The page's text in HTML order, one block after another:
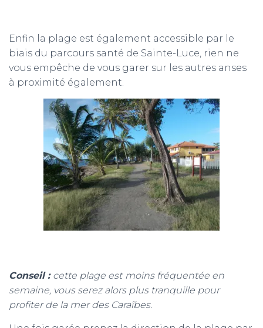
Enfin la plage est également accessible par le
biais du parcours santé de Sainte-Luce, rien ne
vous empêche de vous garer sur les autres anses
à proximité également.
Conseil : cette plage est moins fréquentée en
semaine, vous serez alors plus tranquille pour
profiter de la mer des Caraîbes.